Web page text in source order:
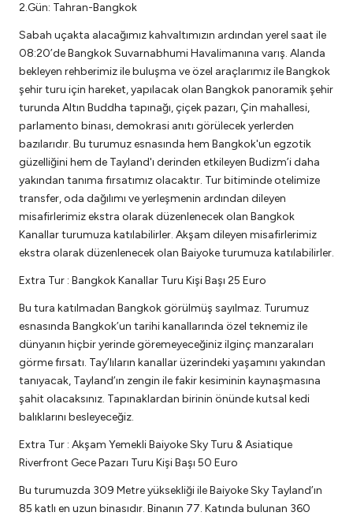
2.Gün: Tahran-Bangkok
Sabah uçakta alacağımız kahvaltımızın ardından yerel saat ile
08:20’de Bangkok Suvarnabhumi Havalimanına varış. Alanda
bekleyen rehberimiz ile buluşma ve özel araçlarımız ile Bangkok
şehir turu için hareket, yapılacak olan Bangkok panoramik şehir
turunda Altın Buddha tapınağı, çiçek pazarı, Çin mahallesi,
parlamento binası, demokrasi anıtı görülecek yerlerden
bazılarıdır. Bu turumuz esnasında hem Bangkok'un egzotik
güzelliğini hem de Tayland'ı derinden etkileyen Budizm’i daha
yakından tanıma fırsatımız olacaktır. Tur bitiminde otelimize
transfer, oda dağılımı ve yerleşmenin ardından dileyen
misafirlerimiz ekstra olarak düzenlenecek olan Bangkok
Kanallar turumuza katılabilirler. Akşam dileyen misafirlerimiz
ekstra olarak düzenlenecek olan Baiyoke turumuza katılabilirler.
Extra Tur : Bangkok Kanallar Turu Kişi Başı 25 Euro
Bu tura katılmadan Bangkok görülmüş sayılmaz. Turumuz
esnasında Bangkok’un tarihi kanallarında özel teknemiz ile
dünyanın hiçbir yerinde göremeyeceğiniz ilginç manzaraları
görme fırsatı. Tay’lıların kanallar üzerindeki yaşamını yakından
tanıyacak, Tayland’ın zengin ile fakir kesiminin kaynaşmasına
şahit olacaksınız. Tapınaklardan birinin önünde kutsal kedi
balıklarını besleyeceğiz.
Extra Tur : Akşam Yemekli Baiyoke Sky Turu & Asiatique
Riverfront Gece Pazarı Turu Kişi Başı 50 Euro
Bu turumuzda 309 Metre yüksekliği ile Baiyoke Sky Tayland’ın
85 katlı en uzun binasıdır. Binanın 77. Katında bulunan 360